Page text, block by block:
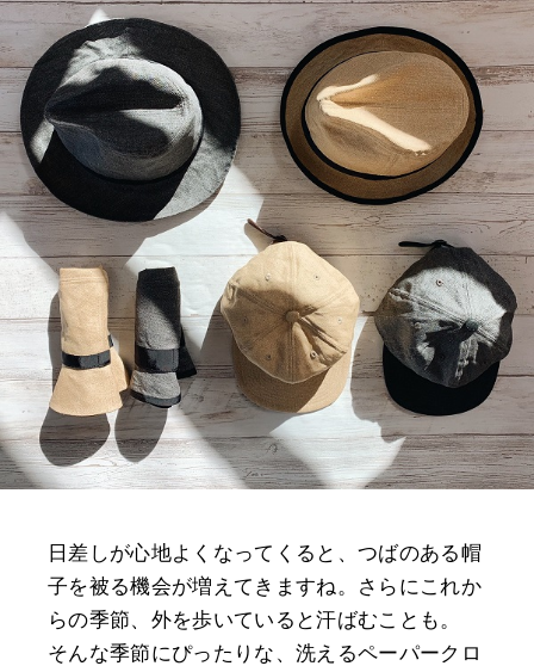
日差しが心地よくなってくると、つばのある帽
子を被る機会が増えてきますね。さらにこれか
らの季節、外を歩いていると汗ばむことも。
そんな季節にぴったりな、洗えるペーパークロ